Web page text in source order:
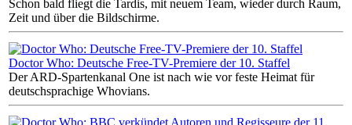
Schon bald fliegt die Tardis, mit neuem Team, wieder durch Raum,
Zeit und über die Bildschirme.
Doctor Who: Deutsche Free-TV-Premiere der 10. Staffel
Der ARD-Spartenkanal One ist nach wie vor feste Heimat für
deutschsprachige Whovians.